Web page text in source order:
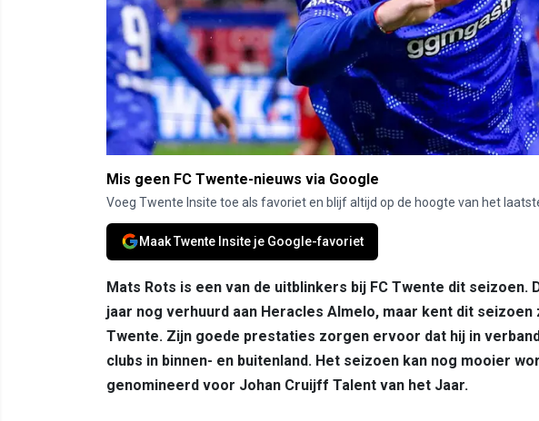
Mis geen FC Twente-nieuws via Google
Voeg Twente Insite toe als favoriet en blijf altijd op de hoogte van het
Maak Twente Insite je Google-favoriet
Mats Rots is een van de uitblinkers bij FC Twente dit seizoen.
jaar nog verhuurd aan Heracles Almelo, maar kent dit seizoen
Twente. Zijn goede prestaties zorgen ervoor dat hij in
clubs in binnen- en buitenland. Het seizoen kan nog mooier
genomineerd voor Johan Cruijff Talent van het Jaar.